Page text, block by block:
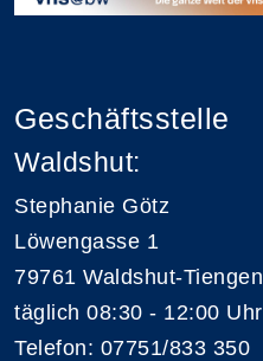
Geschäftsstelle
Waldshut:
Stephanie Götz
Löwengasse 1
79761 Waldshut-Tiengen
täglich 08:30 - 12:00 Uhr
Telefon: 07751/833 350